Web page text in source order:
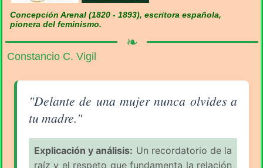
Concepción Arenal (1820 - 1893), escritora española,
pionera del feminismo.
❧
Constancio C. Vigil
Aforismo sobre la Mujer (pág. 3/18) - Constancio C.
"Delante de una mujer nunca olvides a
tu madre."
Explicación y análisis: Un recordatorio de la
raíz y el respeto que fundamenta la relación